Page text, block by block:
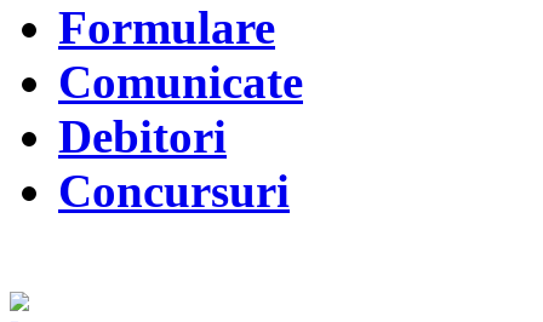
Formulare
Comunicate
Debitori
Concursuri